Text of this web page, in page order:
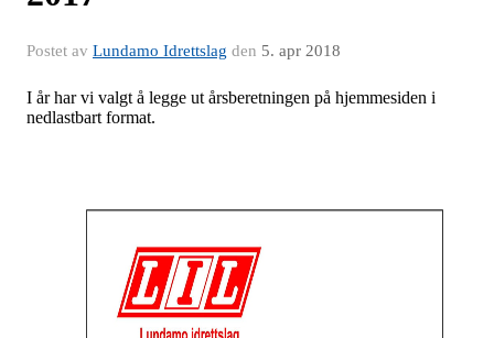
Postet av Lundamo Idrettslag den 5. apr 2018
I år har vi valgt å legge ut årsberetningen på hjemmesiden i
nedlastbart format.